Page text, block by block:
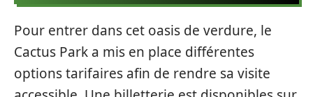
Pour entrer dans cet oasis de verdure, le
Cactus Park a mis en place différentes
options tarifaires afin de rendre sa visite